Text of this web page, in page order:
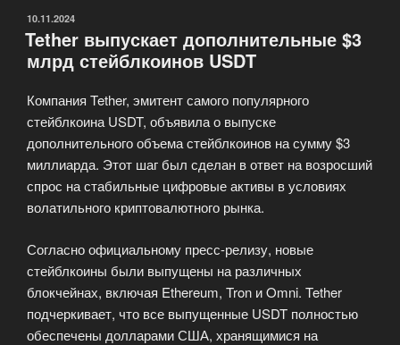
доходностью
до
годовых»
ОПУБЛИКОВАНО
10.11.2024
Tether выпускает дополнительные $3
млрд стейблкоинов USDT
Компания Tether, эмитент самого популярного
стейблкоина USDT, объявила о выпуске
дополнительного объема стейблкоинов на сумму $3
миллиарда. Этот шаг был сделан в ответ на возросший
спрос на стабильные цифровые активы в условиях
волатильного криптовалютного рынка.
Согласно официальному пресс-релизу, новые
стейблкоины были выпущены на различных
блокчейнах, включая Ethereum, Tron и Omni. Tether
подчеркивает, что все выпущенные USDT полностью
обеспечены долларами США, хранящимися на